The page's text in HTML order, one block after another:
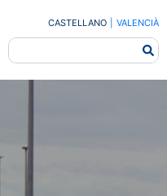
CASTELLANO VALENCIÀ